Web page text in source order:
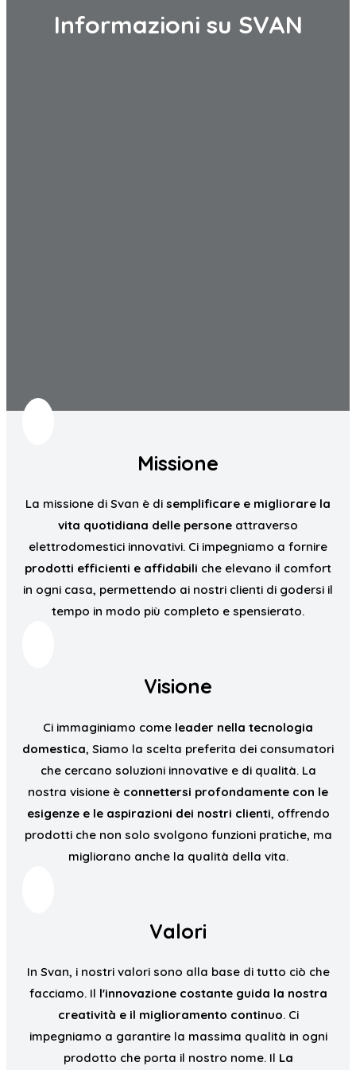
Informazioni su SVAN
Missione
La missione di Svan è di semplificare e migliorare la
vita quotidiana delle persone attraverso
elettrodomestici innovativi. Ci impegniamo a fornire
prodotti efficienti e affidabili che elevano il comfort
in ogni casa, permettendo ai nostri clienti di godersi il
tempo in modo più completo e spensierato.
Visione
Ci immaginiamo come leader nella tecnologia
domestica, Siamo la scelta preferita dei consumatori
che cercano soluzioni innovative e di qualità. La
nostra visione è connettersi profondamente con le
esigenze e le aspirazioni dei nostri clienti, offrendo
prodotti che non solo svolgono funzioni pratiche, ma
migliorano anche la qualità della vita.
Valori
In Svan, i nostri valori sono alla base di tutto ciò che
facciamo. Il l'innovazione costante guida la nostra
creatività e il miglioramento continuo. Ci
impegniamo a garantire la massima qualità in ogni
prodotto che porta il nostro nome. Il La